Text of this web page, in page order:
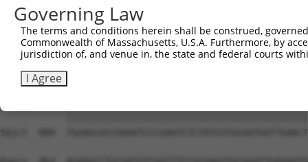
Governing Law
The terms and conditions herein shall be construed,
Commonwealth of Massachusetts, U.S.A. Furthermore, by
jurisdiction of, and venue in, the state and federal courts
I Agree